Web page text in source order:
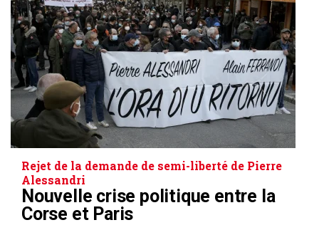
Rejet de la demande de semi-liberté de Pierre
Alessandri
Nouvelle crise politique entre la
Corse et Paris